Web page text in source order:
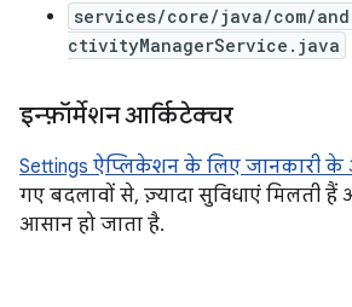
services/core/java/com/
ctivityManagerService.java
इन्फ़ॉर्मेशन आर्किटेक्चर
Settings ऐप्लिकेशन के लिए जानकारी के
गए बदलावों से, ज़्यादा सुविधाएं मिलती हैं
आसान हो जाता है.